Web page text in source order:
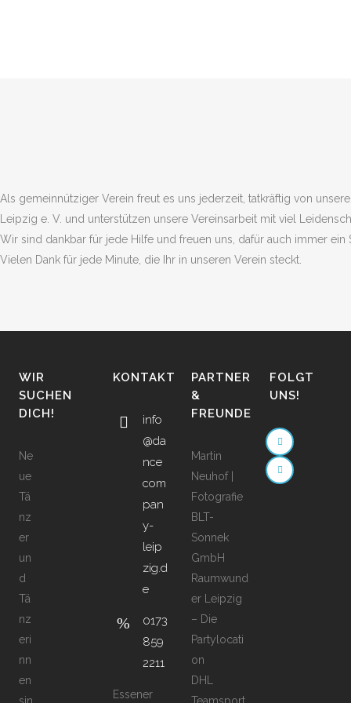
Als gemeinnütziger Verein freut es uns jederzeit, tatkräftig von
Leipzig e. V. und unterstützen unsere Vereinsarbeit mit viel
Wir sind dankbar für jede Hilfe und freuen uns, dafür auch immer
Vielen Dank für jede Minute, die Ihr in unseren Verein steckt.
WIR
SUCHEN
DICH!
Ne
ue
Tä
nz
er
un
d
Tä
nz
eri
nn
en
KONTAKT
info
@da
nce
com
pan
y-
leip
zig.d
e
0173
859
2211
Essener
PARTNER
&
FREUNDE
Martin
Neuhof |
Fotografie
BLT-
Sonnek
GmbH
Raumwund
er Leipzig
– Die
Partylocati
on
DHL
FOLGT
UNS!